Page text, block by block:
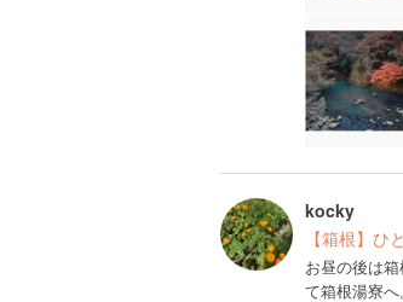
kocky
【箱根】ひ
お昼の後は
て箱根湯寮へ。